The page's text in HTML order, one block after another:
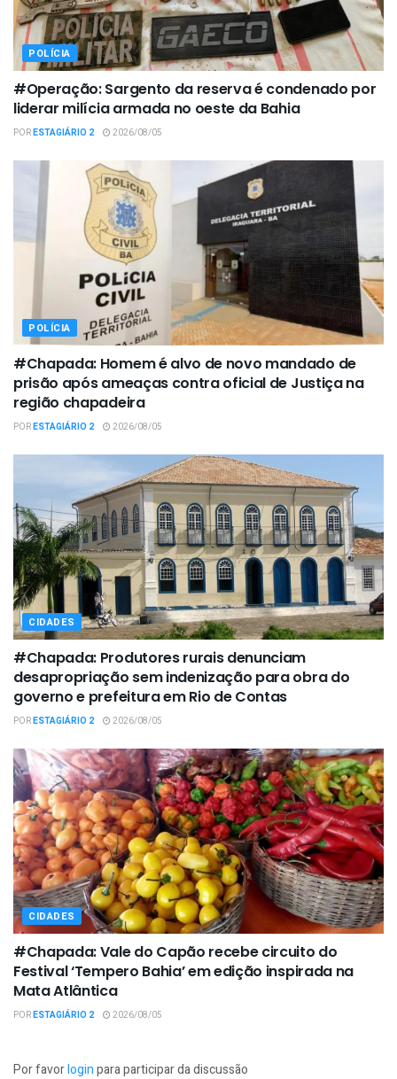
POLÍCIA
#Operação: Sargento da reserva é condenado por
liderar milícia armada no oeste da Bahia
PORESTAGIÁRIO 2 2026/08/05
POLÍCIA
#Chapada: Homem é alvo de novo mandado de
prisão após ameaças contra oficial de Justiça na
região chapadeira
PORESTAGIÁRIO 2 2026/08/05
CIDADES
#Chapada: Produtores rurais denunciam
desapropriação sem indenização para obra do
governo e prefeitura em Rio de Contas
PORESTAGIÁRIO 2 2026/08/05
CIDADES
#Chapada: Vale do Capão recebe circuito do
Festival ‘Tempero Bahia’ em edição inspirada na
Mata Atlântica
PORESTAGIÁRIO 2 2026/08/05
Por favorloginpara participar da discussão